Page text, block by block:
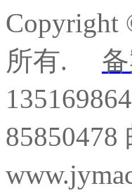
Copyright
所有.
85850478